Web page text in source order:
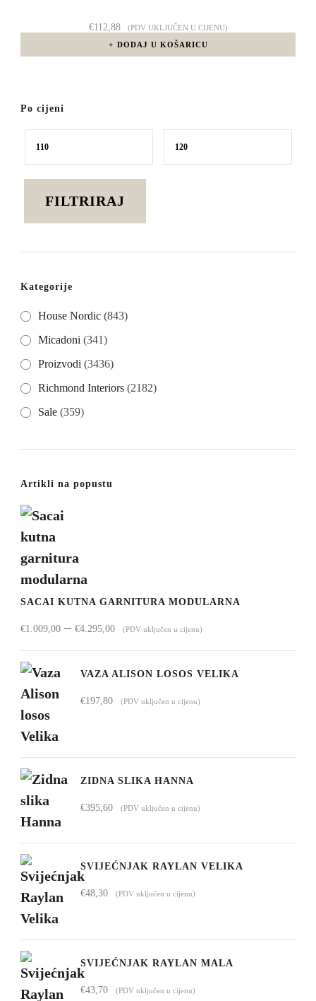
€112,88
(PDV UKLJUČEN U CIJENU)
DODAJ U KOŠARICU
Po cijeni
Min Maks
FILTRIRAJ
Kategorije
House Nordic (843)
Micadoni (341)
Proizvodi (3436)
Richmond Interiors (2182)
Sale (359)
Artikli na popustu
SACAI KUTNA GARNITURA MODULARNA
€1.009,00 – €4.295,00Raspon
cijena:
od
(PDV uključen u cijenu)
VAZA ALISON LOSOS VELIKA
€197,80 (PDV uključen u cijenu)
ZIDNA SLIKA HANNA
€395,60 (PDV uključen u cijenu)
SVIJEĆNJAK RAYLAN VELIKA
€48,30 (PDV uključen u cijenu)
SVIJEĆNJAK RAYLAN MALA
€43,70 (PDV uključen u cijenu)